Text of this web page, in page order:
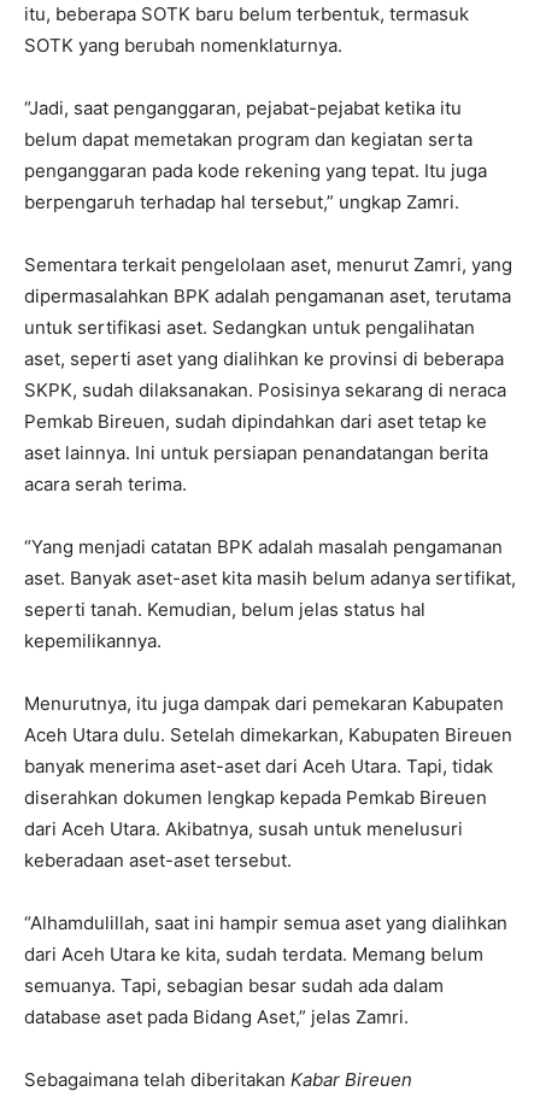
itu, beberapa SOTK baru belum terbentuk, termasuk
SOTK yang berubah nomenklaturnya.
“Jadi, saat penganggaran, pejabat-pejabat ketika itu
belum dapat memetakan program dan kegiatan serta
penganggaran pada kode rekening yang tepat. Itu juga
berpengaruh terhadap hal tersebut,” ungkap Zamri.
Sementara terkait pengelolaan aset, menurut Zamri, yang
dipermasalahkan BPK adalah pengamanan aset, terutama
untuk sertifikasi aset. Sedangkan untuk pengalihatan
aset, seperti aset yang dialihkan ke provinsi di beberapa
SKPK, sudah dilaksanakan. Posisinya sekarang di neraca
Pemkab Bireuen, sudah dipindahkan dari aset tetap ke
aset lainnya. Ini untuk persiapan penandatangan berita
acara serah terima.
“Yang menjadi catatan BPK adalah masalah pengamanan
aset. Banyak aset-aset kita masih belum adanya sertifikat,
seperti tanah. Kemudian, belum jelas status hal
kepemilikannya.
Menurutnya, itu juga dampak dari pemekaran Kabupaten
Aceh Utara dulu. Setelah dimekarkan, Kabupaten Bireuen
banyak menerima aset-aset dari Aceh Utara. Tapi, tidak
diserahkan dokumen lengkap kepada Pemkab Bireuen
dari Aceh Utara. Akibatnya, susah untuk menelusuri
keberadaan aset-aset tersebut.
“Alhamdulillah, saat ini hampir semua aset yang dialihkan
dari Aceh Utara ke kita, sudah terdata. Memang belum
semuanya. Tapi, sebagian besar sudah ada dalam
database aset pada Bidang Aset,” jelas Zamri.
Sebagaimana telah diberitakan Kabar Bireuen